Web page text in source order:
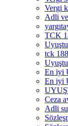
Vergi
Adli
TCK
tck
En iyi
En iyi
Ceza
Adli